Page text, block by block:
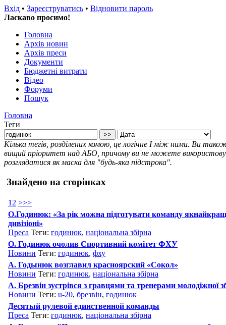
Вхід • Зареєструватись • Відновити пароль
Ласкаво просимо!
Головна
Архів новин
Архів преси
Документи
Бюджетні витрати
Відео
Форуми
Пошук
Головна
Теги
Кілька тегів, розділених комою, це логічне І між ними. Ви
вищий пріоритет над АБО, причому ви не можете
розглядатися як маска для "будь-яка підстрока".
Знайдено на сторінках
12 >>>
О.Годинюк: «За рік можна підготувати команду
дивізіоні»
Преса Теги: годинюк, національна збірна
О. Годинюк очолив Спортивний комітет ФХУ
Новини Теги: годинюк, фху
А. Годынюк возглавил красноярский «Сокол»
Новини Теги: годинюк, національна збірна
А. Брезвін зустрівся з гравцями та тренерами молодіжної
Новини Теги: u-20, брезвін, годинюк
Десятый рулевой единственной команды
Преса Теги: годинюк, національна збірна